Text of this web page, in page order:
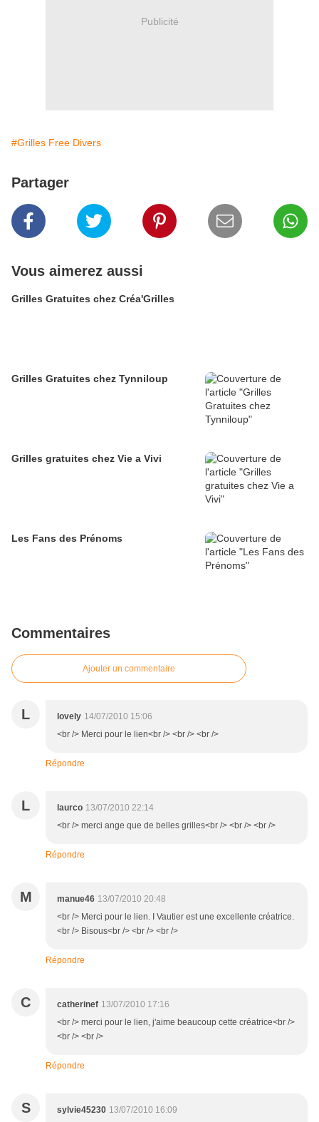
Publicité
#Grilles Free Divers
Partager
Vous aimerez aussi
Grilles Gratuites chez Créa'Grilles
Grilles Gratuites chez Tynniloup
Grilles gratuites chez Vie a Vivi
Les Fans des Prénoms
Commentaires
Ajouter un commentaire
L lovely 14/07/2010 15:06
<br /> Merci pour le lien<br /> <br /> <br />
Répondre
L laurco 13/07/2010 22:14
<br /> merci ange que de belles grilles<br /> <br /> <br />
Répondre
M manue46 13/07/2010 20:48
<br /> Merci pour le lien. I Vautier est une excellente créatrice.
<br /> Bisous<br /> <br /> <br />
Répondre
C catherinef 13/07/2010 17:16
<br /> merci pour le lien, j'aime beaucoup cette créatrice<br />
<br /> <br />
Répondre
S sylvie45230 13/07/2010 16:09